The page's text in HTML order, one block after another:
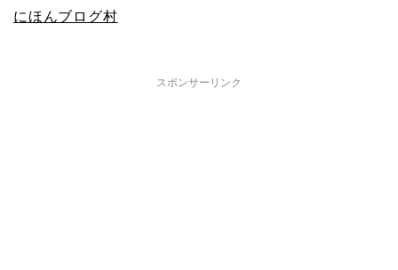
にほんブログ村
スポンサーリンク